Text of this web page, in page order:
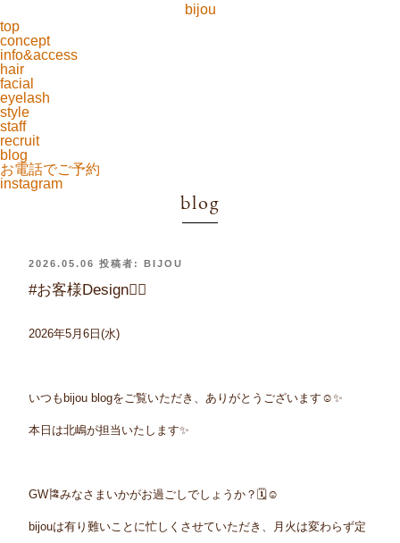
bijou
top
concept
info&access
hair
facial
eyelash
style
staff
recruit
blog
お電話でご予約
instagram
blog
投
日:
2026.05.06 投稿者: BIJOU
#お客様Design💇‍♀️
2026年5月6日(水)
いつもbijou blogをご覧いただき、ありがとうございます☺️✨
本日は北嶋が担当いたします✨
GW🎏みなさまいかがお過ごしでしょうか？🗓️☺️
bijouは有り難いことに忙しくさせていただき、月火は変わらず定